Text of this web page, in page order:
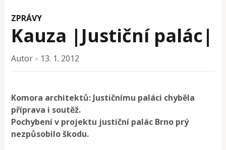
ZPRÁVY
Kauza |Justiční palác|
Autor × 13. 1. 2012
Komora architektů: Justičnímu paláci chyběla
příprava i soutěž.
Pochybení v projektu justiční palác Brno prý
nezpůsobilo škodu.